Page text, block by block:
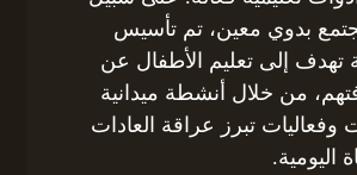
بدوي معين، تم تأسيس
إلى تعليم الأطفال عن
من خلال أنشطة ميدانية
تبرز عراقة العادات
اليومية.